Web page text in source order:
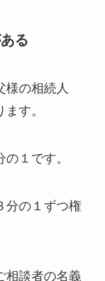
る
様の相続人
す。
１です。
分の１ずつ権
相談者の名義